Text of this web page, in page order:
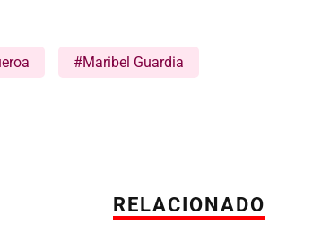
#Maribel Guardia
RELACIONADO